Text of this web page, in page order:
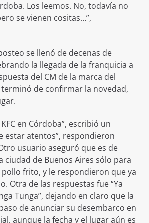
Los leemos. No, todavía no
se vienen cositas…”,
se llenó de decenas de
la llegada de la franquicia a
del CM de la marca del
de confirmar la novedad,
en Córdoba”, escribió un
estar atentos”, respondieron
usuario aseguró que es de
ciudad de Buenos Aires sólo para
frito, y le respondieron que ya
Otra de las respuestas fue “Ya
Tunga”, dejando en claro que la
de anunciar su desembarco en
aunque la fecha y el lugar aún es